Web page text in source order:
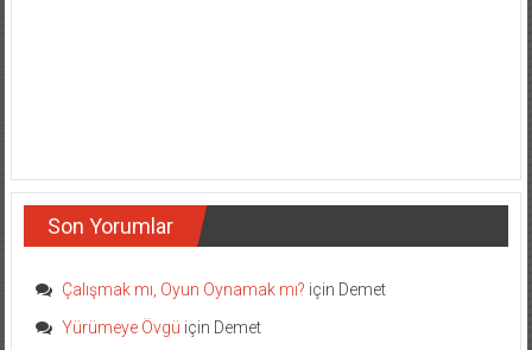
Son Yorumlar
Çalışmak mı, Oyun Oynamak mı? için Demet
Yürümeye Övgü için Demet